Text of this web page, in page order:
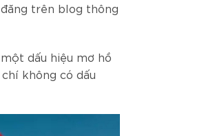
trên blog thông
dấu hiệu mơ hồ
không có dấu